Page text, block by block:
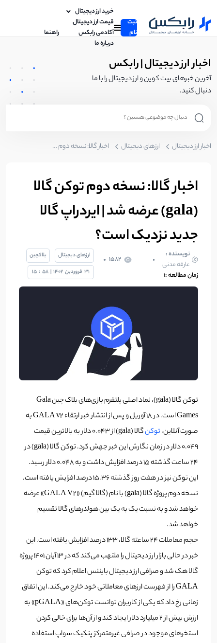
ثبت
نام
خرید ارز دیجیتال
قیمت ارز دیجیتال
آکادمی رابکس
راهنما
درباره ما
اخبار ارز دیجیتال | رابکس
آخرین خبرهای بیت کوین و ارز دیجیتال را با ما
دنبال کنید.
اخبار ارز دیجیتال ارزهای دیجیتال اخبار گالا: نسخه دوم توکن گالا (gala) عرضه شد | ایردراپ گالا جدید نزدیک است؟
اخبار گالا: نسخه دوم توکن گالا
(gala) عرضه شد | ایردراپ گالا
جدید نزدیک است؟
نویسنده :
عارفه مدنی
1582
زمان مطالعه :1
ارزهای دیجیتال
بلاکچین
31 فروردین 1402
|
58
:
15
توکن گالا (gala)، نماد اصلی پلتفرم بازی‌های بلاک چین Gala
Games است. در 18 آوریل و پس از انتشار خبر ارتقاء GALA v2 به
صورت آنلاین،توکن
گالا (gala) از 0.043 دلار به بالاترین قیمت
0.049 دلار در زمان نگارش این خبر جهش کرد.
توکن گالا (gala) در
24 ساعت گذشته 15 درصد افزایش داشت و به 0.048 دلار رسید.
این توکن نیز در هفت روز گذشته 15.36 درصد افزایش یافته است.
نسخه دوم پروژهگالا (gala) با نام (گالا گیم) «
GALA V2» عرضه
خواهد شد و به نسبت یک به یک بین هولدرهای گالا تقسیم
خواهد شد.
حجم معاملات 24 ساعته گالا، 133 درصد افزایش یافته است. این
خبر در حالی بازار ارز دیحیتال را ملتهب می‌کند که در ۱۳ آیان ۱۴۰۱ پروژه
گالا هک شد و صرافی ارز دیجیتال بایننس اعلام کرد که توکن
GALA را از فهرست ارزهای معاملاتی خود خارج می‌کند. این اتفاق
زمانی رخ داد که یکی از کاربران توانست توکن‌های «pGALA» به
ارزش بیش از 2 میلیارد دلار ایجاد کند و از آن‌ها برای خالی کردن
استخرهای موجود در صرافی غیرمتمرکز پنکیک سواپ استفاده